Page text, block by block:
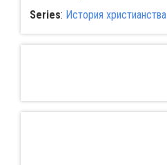
Series: История христианства